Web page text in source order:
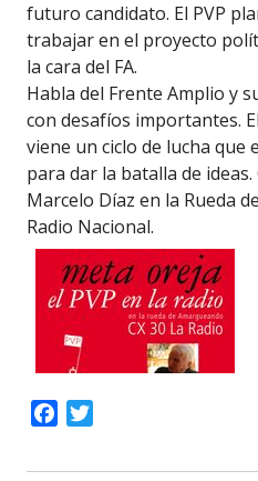
futuro candidato. El PVP
trabajar en el proyecto
la cara del FA.
Habla del Frente Amplio y
con desafíos importantes.
viene un ciclo de lucha que
para dar la batalla de
Marcelo Díaz en la Rueda
Radio Nacional.
Facebook